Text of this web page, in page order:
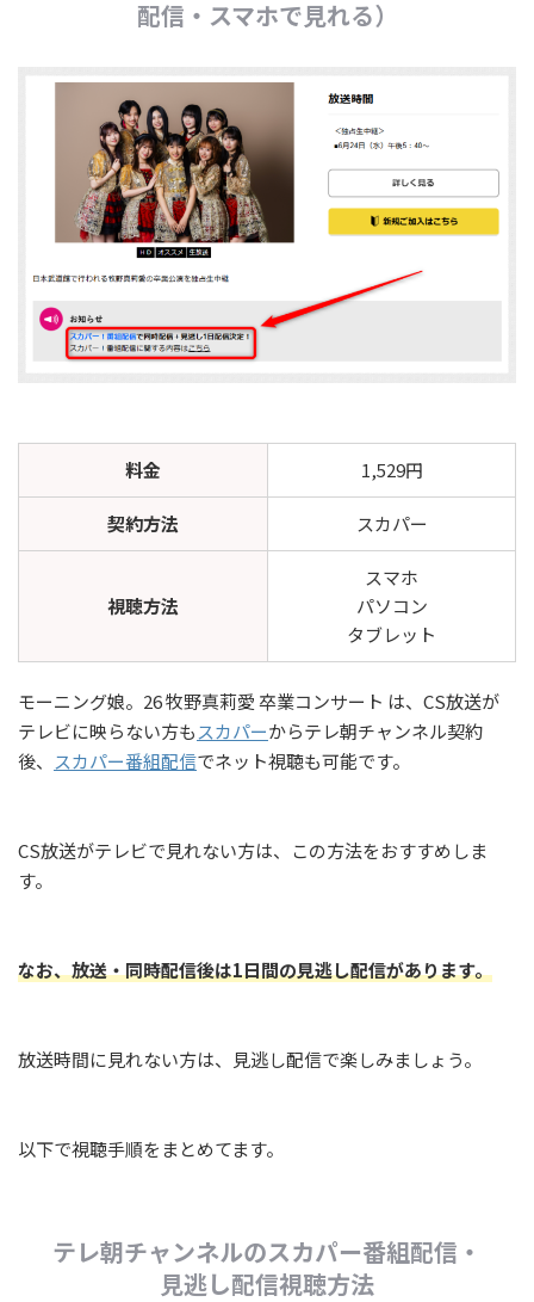
配信・スマホで見れる）
料金 1,529円
契約方法 スカパー
視聴方法
スマホ
パソコン
タブレット
モーニング娘。26 牧野真莉愛 卒業コンサート は、CS放送が
テレビに映らない方もスカパーからテレ朝チャンネル契約
後、 スカパー番組配信でネット視聴も可能です。
CS放送がテレビで見れない方は、この方法をおすすめしま
す。
なお、放送・同時配信後は1日間の見逃し配信があります。
放送時間に見れない方は、見逃し配信で楽しみましょう。
以下で視聴手順をまとめてます。
テレ朝チャンネルのスカパー番組配信・
見逃し配信視聴方法